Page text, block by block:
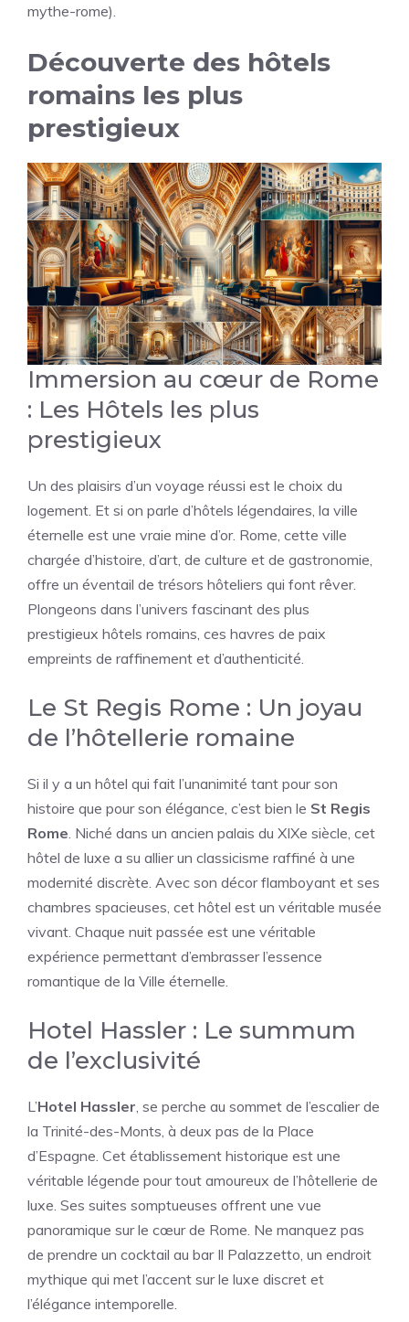
mythe-rome).
Découverte des hôtels
romains les plus
prestigieux
Immersion au cœur de Rome
: Les Hôtels les plus
prestigieux
Un des plaisirs d’un voyage réussi est le choix du
logement. Et si on parle d’hôtels légendaires, la ville
éternelle est une vraie mine d’or. Rome, cette ville
chargée d’histoire, d’art, de culture et de gastronomie,
offre un éventail de trésors hôteliers qui font rêver.
Plongeons dans l’univers fascinant des plus
prestigieux hôtels romains, ces havres de paix
empreints de raffinement et d’authenticité.
Le St Regis Rome : Un joyau
de l’hôtellerie romaine
Si il y a un hôtel qui fait l’unanimité tant pour son
histoire que pour son élégance, c’est bien le St Regis
Rome. Niché dans un ancien palais du XIXe siècle, cet
hôtel de luxe a su allier un classicisme raffiné à une
modernité discrète. Avec son décor flamboyant et ses
chambres spacieuses, cet hôtel est un véritable musée
vivant. Chaque nuit passée est une véritable
expérience permettant d’embrasser l’essence
romantique de la Ville éternelle.
Hotel Hassler : Le summum
de l’exclusivité
L’Hotel Hassler, se perche au sommet de l’escalier de
la Trinité-des-Monts, à deux pas de la Place
d’Espagne. Cet établissement historique est une
véritable légende pour tout amoureux de l’hôtellerie de
luxe. Ses suites somptueuses offrent une vue
panoramique sur le cœur de Rome. Ne manquez pas
de prendre un cocktail au bar Il Palazzetto, un endroit
mythique qui met l’accent sur le luxe discret et
l’élégance intemporelle.